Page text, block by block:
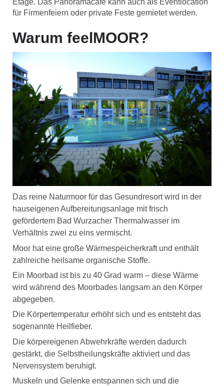
für Firmenfeiern oder private Feste gemietet werden.
Warum feelMOOR?
Das reine Naturmoor für das Gesundresort wird in der
hauseigenen Aufbereitungsanlage mit frisch
gefördertem Bad Wurzacher Thermalwasser im
Verhältnis zwei zu eins vermischt.
Moor hat eine große Wärmespeicherkraft und enthält
zahlreiche heilsame organische Stoffe.
Ein Moorbad ist bis zu 40 Grad warm – diese Wärme
wird während des Moorbades langsam an den Körper
abgegeben.
Die Körpertemperatur erhöht sich und es entsteht das
sogenannte Heilfieber.
Die körpereigenen Abwehrkräfte werden dadurch
gestärkt, die Selbstheilungskräfte aktiviert und das
Nervensystem beruhigt.
Muskeln und Gelenke entspannen sich und die